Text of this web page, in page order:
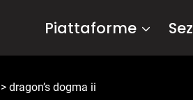
Piattaforme
> dragon’s dogma ii